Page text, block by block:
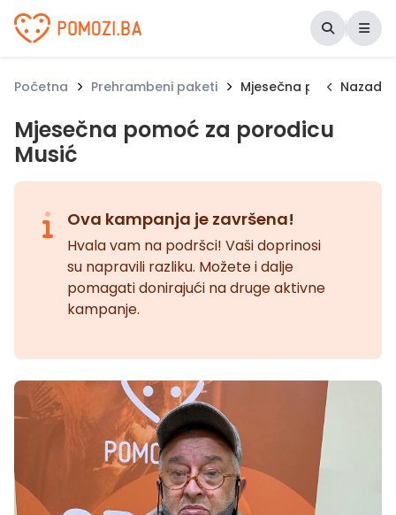
Udruženje Pomozi.ba
Početna Prehrambeni paketi Mjesečna pomoć za
Nazad
Mjesečna pomoć za porodicu
Musić
Ova kampanja je završena!
Hvala vam na podršci! Vaši doprinosi
su napravili razliku. Možete i dalje
pomagati donirajući na druge aktivne
kampanje.